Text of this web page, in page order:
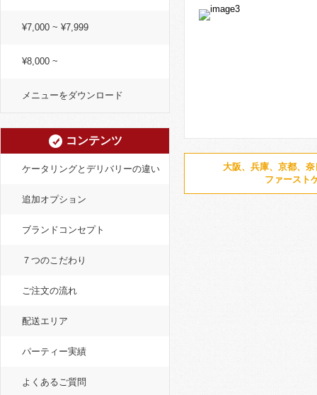
大阪、兵庫、京都、
ファースト
¥7,000 ~ ¥7,999
¥8,000 ~
メニューをダウンロード
コンテンツ
ケータリングとデリバリーの違い
追加オプション
ブランドコンセプト
７つのこだわり
ご注文の流れ
配送エリア
パーティー実績
よくあるご質問